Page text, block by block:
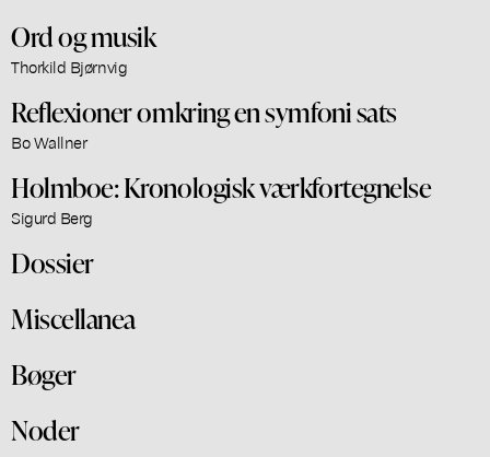
Ord og musik
Thorkild Bjørnvig
Reflexioner omkring en symfoni sats
Bo Wallner
Holmboe: Kronologisk værkfortegnelse
Sigurd Berg
Dossier
Miscellanea
Bøger
Noder